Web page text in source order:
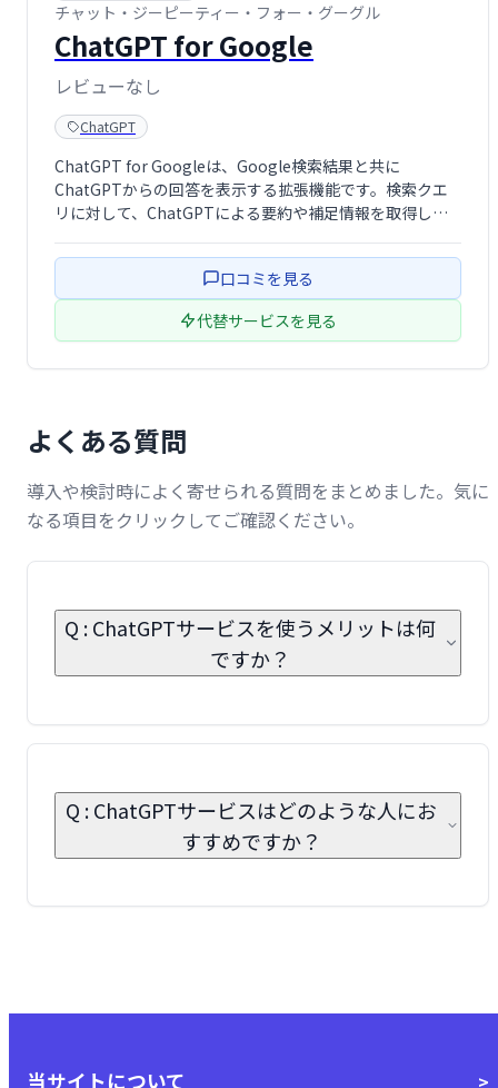
チャット・ジーピーティー・フォー・グーグル
ChatGPT for Google
レビューなし
ChatGPT
ChatGPT for Googleは、Google検索結果と共に
ChatGPTからの回答を表示する拡張機能です。検索クエ
リに対して、ChatGPTによる要約や補足情報を取得し、
新たな視点や情報を加え、効率的な情報収集をサポートし
口コミを見る
代替サービスを見る
よくある質問
導入や検討時によく寄せられる質問をまとめました。気に
なる項目をクリックしてご確認ください。
Q : ChatGPTサービスを使うメリットは何
ですか？
Q : ChatGPTサービスはどのような人にお
すすめですか？
当サイトについて